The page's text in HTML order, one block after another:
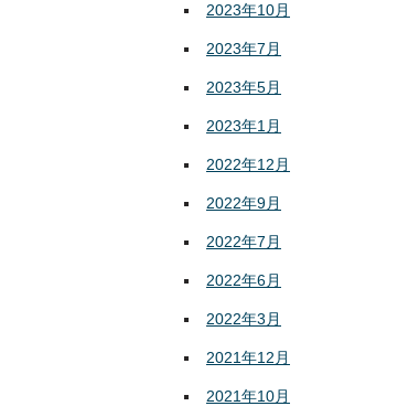
2023年10月
2023年7月
2023年5月
2023年1月
2022年12月
2022年9月
2022年7月
2022年6月
2022年3月
2021年12月
2021年10月